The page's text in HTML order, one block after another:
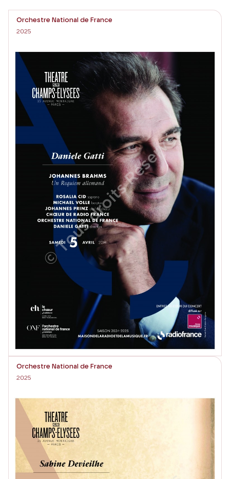
Orchestre National de France
2025
Orchestre National de France
2025